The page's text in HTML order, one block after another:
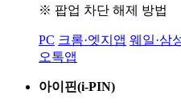
※ 팝업 차단 해제 방법
PC 크롬·엣지앱 웨일·삼
오톡앱
아이핀(i-PIN)